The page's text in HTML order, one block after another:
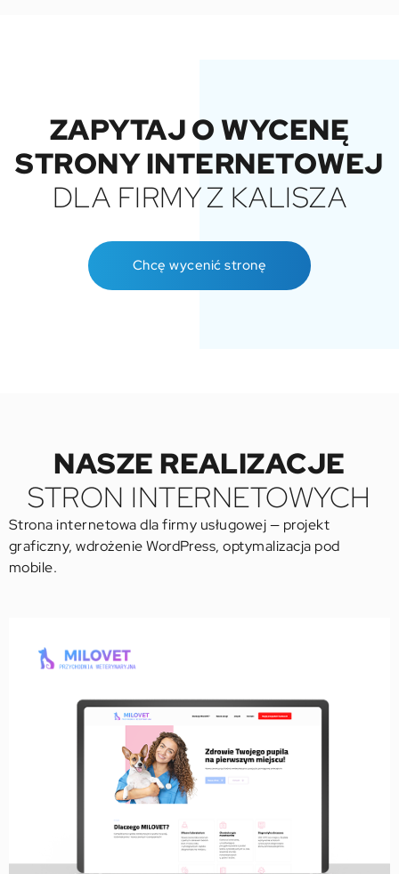
ZAPYTAJ O WYCENĘ
STRONY INTERNETOWEJ
DLA FIRMY Z KALISZA
Chcę wycenić stronę
NASZE REALIZACJE
STRON INTERNETOWYCH
Strona internetowa dla firmy usługowej — projekt
graficzny, wdrożenie WordPress, optymalizacja pod
mobile.